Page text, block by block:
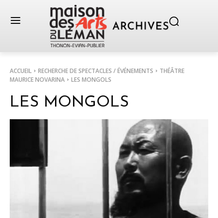
ACCUEIL RECHERCHE DE SPECTACLES / ÉVÉNEMENTS
THÉÂTRE
MAURICE NOVARINA
LES MONGOLS
LES MONGOLS